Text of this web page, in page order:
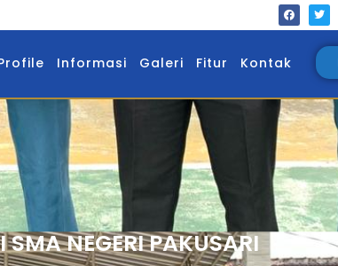
Informasi Galeri Fitur Kontak
SMA NEGERI PAKUSARI